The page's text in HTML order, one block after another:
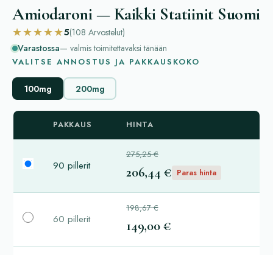
Amiodaroni — Kaikki Statiinit Suomi
★★★★★5(108 Arvostelut)
Varastossa— valmis toimitettavaksi tänään
VALITSE ANNOSTUS JA PAKKAUSKOKO
100mg 200mg
PAKKAUS HINTA
90 pillerit
275,25 €
206,44 € Paras hinta
60 pillerit
198,67 €
149,00 €